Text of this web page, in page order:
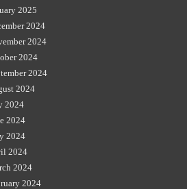
2025
2024
2024
2024
2024
2024
2024
2024
2024
2024
2024
2024